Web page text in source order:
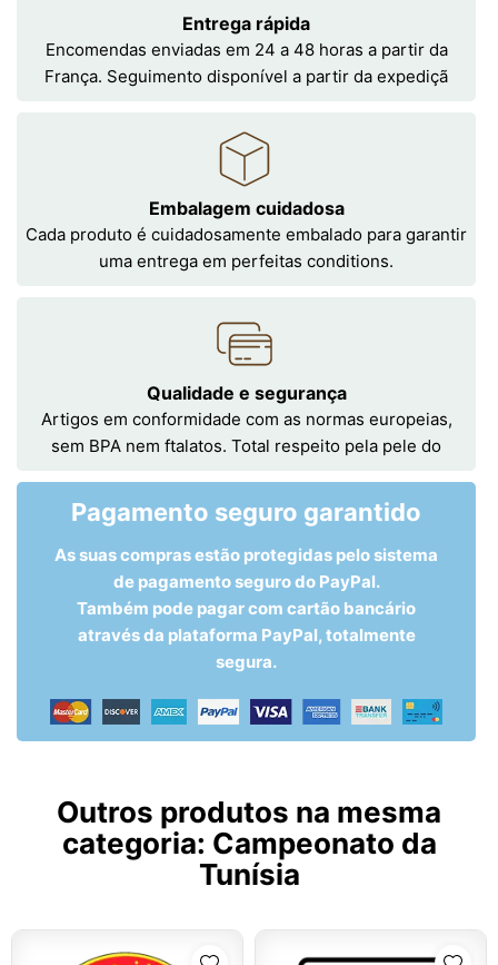
Entrega rápida
Encomendas enviadas em 24 a 48 horas a partir da
França. Seguimento disponível a partir da expediçã
Embalagem cuidadosa
Cada produto é cuidadosamente embalado para garantir
uma entrega em perfeitas conditions.
Qualidade e segurança
Artigos em conformidade com as normas europeias,
sem BPA nem ftalatos. Total respeito pela pele do
Pagamento seguro garantido
As suas compras estão protegidas pelo sistema
de pagamento seguro do PayPal.
Também pode pagar com cartão bancário
através da plataforma PayPal, totalmente
segura.
Outros produtos na mesma
categoria: Campeonato da
Tunísia